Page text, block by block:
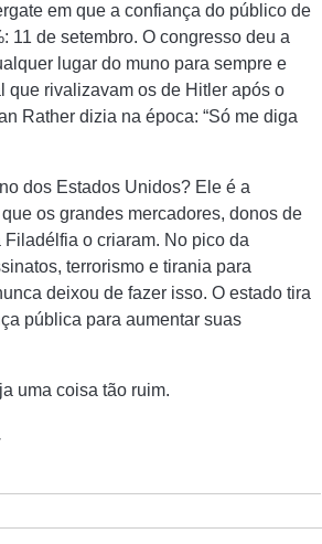
em que a confiança do público de
11 de setembro. O congresso deu a
lugar do muno para sempre e
que rivalizavam os de Hitler após o
Rather dizia na época: “Só me diga
dos Estados Unidos? Ele é a
os grandes mercadores, donos de
o criaram. No pico da
terrorismo e tirania para
deixou de fazer isso. O estado tira
pública para aumentar suas
uma coisa tão ruim.